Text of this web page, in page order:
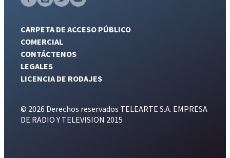
CARPETA DE ACCESO PÚBLICO
COMERCIAL
CONTÁCTENOS
LEGALES
LICENCIA DE RODAJES
© 2026 Derechos reservados TELEARTE S.A. EMPRESA
DE RADIO Y TELEVISION 2015